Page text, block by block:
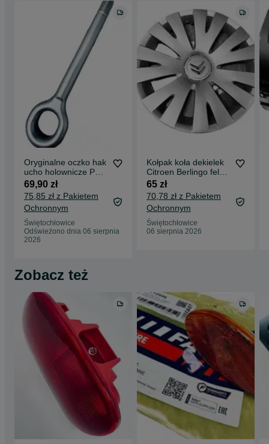
Oryginalne oczko hak
ucho holownicze PSA
Ducato Movano
1612882780 długie
69,90 zł
75,85 zł z Pakietem
Ochronnym
Świętochłowice
Odświeżono dnia 06 sierpnia
2026
Kołpak koła dekielek
Citroen Berlingo felga
15 98136143VV
oryginał
65 zł
70,78 zł z Pakietem
Ochronnym
Świętochłowice
06 sierpnia 2026
Zobacz też